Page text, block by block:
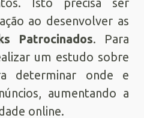
Isto precisa ser
ao desenvolver as
Patrocinados. Para
um estudo sobre
determinar onde e
aumentando a
online.